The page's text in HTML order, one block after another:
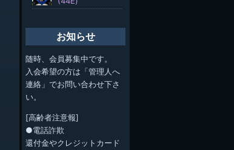
お知らせ
随時、会員募集中です。
入会希望の方は「管理人へ
連絡」でお問い合わせ下さ
い。
[高齢者注意報]
●電話詐欺
還付金やクレジットカード